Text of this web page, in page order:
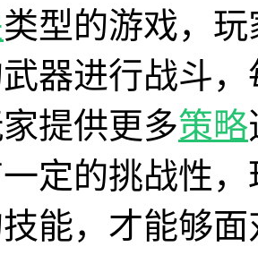
类型的游戏，
器进行战斗
提供更多策略
定的挑战性
能，才能够